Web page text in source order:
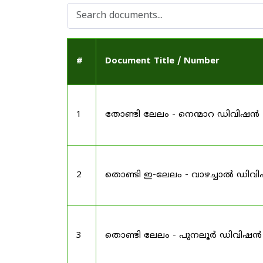
# Document Title / Number
1 തോണ്ടി ലേലം - നെന്മാറ ഡിവിഷൻ
2 തൊണ്ടി ഇ-ലേലം - വാഴച്ചാൽ
3 തൊണ്ടി ലേലം - പുനലൂർ ഡിവിഷൻ